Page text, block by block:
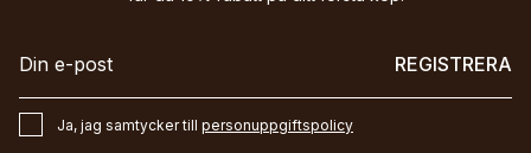
REGISTRERA
Ja, jag samtycker till personuppgiftspolicy